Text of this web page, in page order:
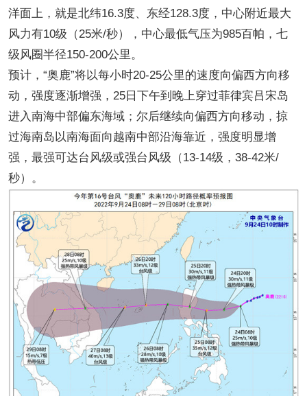
洋面上，就是北纬16.3度、东经128.3度，中心附近最大
风力有10级（25米/秒），中心最低气压为985百帕，七
级风圈半径150-200公里。
预计，“奥鹿”将以每小时20-25公里的速度向偏西方向移
动，强度逐渐增强，25日下午到晚上穿过菲律宾吕宋岛
进入南海中部偏东海域；尔后继续向偏西方向移动，掠
过海南岛以南海面向越南中部沿海靠近，强度明显增
强，最强可达台风级或强台风级（13-14级，38-42米/
秒）。